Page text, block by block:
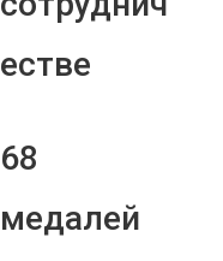
естве
68
медалей